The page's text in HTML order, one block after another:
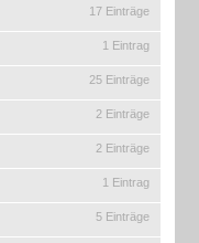
17 Einträge
1 Eintrag
25 Einträge
2 Einträge
2 Einträge
1 Eintrag
5 Einträge